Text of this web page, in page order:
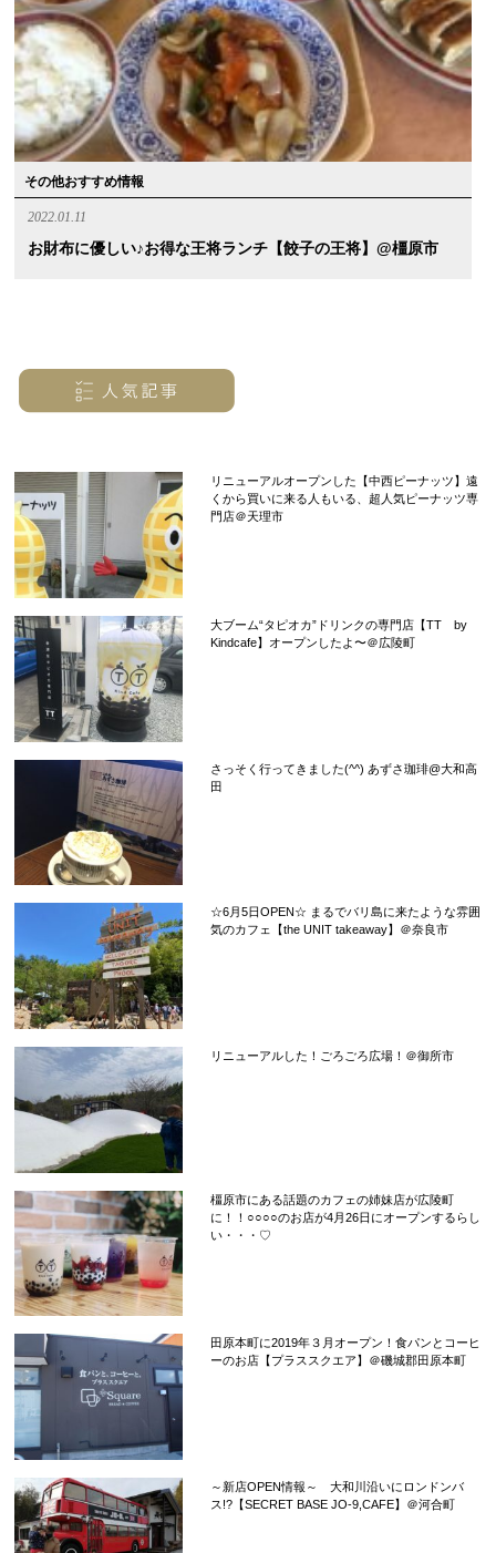
その他おすすめ情報
2022.01.11
お財布に優しい♪お得な王将ランチ【餃子の王将】@橿原市
リニューアルオープンした【中西ピーナッツ】遠
くから買いに来る人もいる、超人気ピーナッツ専
門店＠天理市
大ブーム“タピオカ”ドリンクの専門店【TT by
Kindcafe】オープンしたよ〜＠広陵町
さっそく行ってきました(^^) あずさ珈琲@大和高
田
☆6月5日OPEN☆ まるでバリ島に来たような雰囲
気のカフェ【the UNIT takeaway】＠奈良市
リニューアルした！ごろごろ広場！＠御所市
橿原市にある話題のカフェの姉妹店が広陵町
に！！○○○○のお店が4月26日にオープンするらし
い・・・♡
田原本町に2019年３月オープン！食パンとコーヒ
ーのお店【プラススクエア】＠磯城郡田原本町
～新店OPEN情報～ 大和川沿いにロンドンバ
ス!?【SECRET BASE JO-9,CAFE】＠河合町